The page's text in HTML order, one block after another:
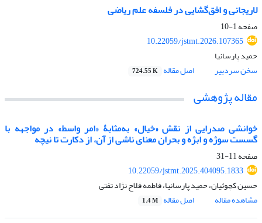
لاریجانی و افق‌گشایی در فلسفه علم ریاضی
صفحه1-10
10.22059/jstmt.2026.107365
حمید پارسانیا
سخن سردبیر
اصل مقاله 724.55 K
مقاله پژوهشی
خوانشی صدرایی از نقش «خیال» به‌مثابۀ «امر واسط» در مواجهه با
گسست سوژه و ابژه و بحران معنای ناشی از آن، از دکارت تا نیچه
صفحه11-31
10.22059/jstmt.2025.404095.1833
حسین کچوئیان، حمید پارسانیا، فاطمه فلاح نژاد تفتی
مشاهده مقاله
اصل مقاله 1.4 M